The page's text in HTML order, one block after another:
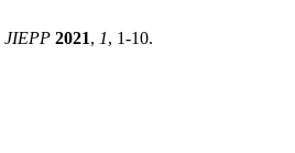
JIEPP 2021, 1, 1-10.